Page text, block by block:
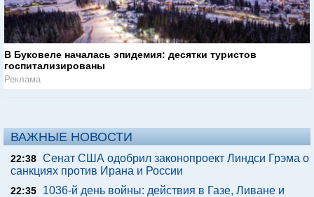
В Буковеле началась эпидемия: десятки туристов
госпитализированы
Реклама
ВАЖНЫЕ НОВОСТИ
22:38 Сенат США одобрил законопроект Линдси Грэма о
санкциях против Ирана и России
22:35
1036-й день войны: действия в Газе, Ливане и